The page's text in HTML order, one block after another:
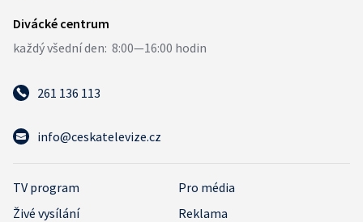
261 136 113
info@ceskatelevize.cz
TV program
Pro média
Živé vysílání
Reklama